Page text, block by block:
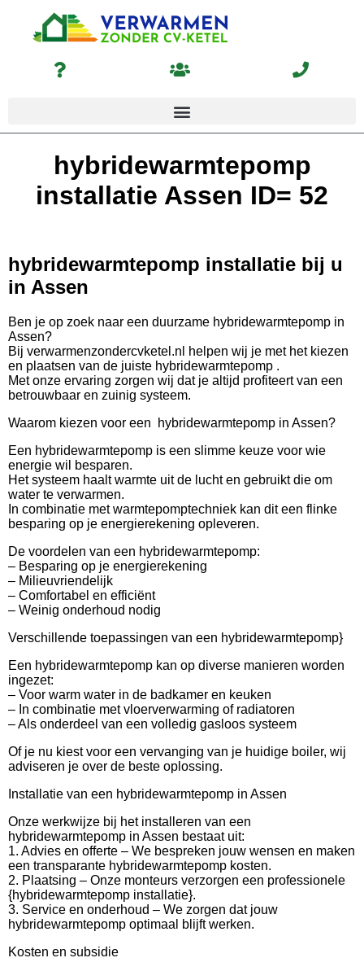
hybridewarmtepomp
installatie Assen ID= 52
hybridewarmtepomp installatie bij u
in Assen
Ben je op zoek naar een duurzame hybridewarmtepomp in
Assen?
Bij verwarmenzondercvketel.nl helpen wij je met het kiezen
en plaatsen van de juiste hybridewarmtepomp .
Met onze ervaring zorgen wij dat je altijd profiteert van een
betrouwbaar en zuinig systeem.
Waarom kiezen voor een hybridewarmtepomp in Assen?
Een hybridewarmtepomp is een slimme keuze voor wie
energie wil besparen.
Het systeem haalt warmte uit de lucht en gebruikt die om
water te verwarmen.
In combinatie met warmtepomptechniek kan dit een flinke
besparing op je energierekening opleveren.
De voordelen van een hybridewarmtepomp:
– Besparing op je energierekening
– Milieuvriendelijk
– Comfortabel en efficiënt
– Weinig onderhoud nodig
Verschillende toepassingen van een hybridewarmtepomp}
Een hybridewarmtepomp kan op diverse manieren worden
ingezet:
– Voor warm water in de badkamer en keuken
– In combinatie met vloerverwarming of radiatoren
– Als onderdeel van een volledig gasloos systeem
Of je nu kiest voor een vervanging van je huidige boiler, wij
adviseren je over de beste oplossing.
Installatie van een hybridewarmtepomp in Assen
Onze werkwijze bij het installeren van een
hybridewarmtepomp in Assen bestaat uit:
1. Advies en offerte – We bespreken jouw wensen en maken
een transparante hybridewarmtepomp kosten.
2. Plaatsing – Onze monteurs verzorgen een professionele
{hybridewarmtepomp installatie}.
3. Service en onderhoud – We zorgen dat jouw
hybridewarmtepomp optimaal blijft werken.
Kosten en subsidie